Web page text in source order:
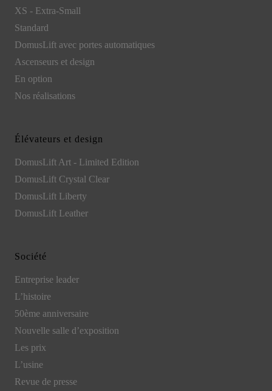
XS - Extra-Small
Standard
DomusLift avec portes automatiques
Ascenseurs et design
En option
Nos réalisations
Élévateurs et design
DomusLift Art - Limited Edition
DomusLift Crystal Clear
DomusLift Liberty
DomusLift Leather
Société
Entreprise leader
L’histoire
50ème anniversaire
Nouvelle salle d’exposition
Les prix
L’usine
Revue de presse